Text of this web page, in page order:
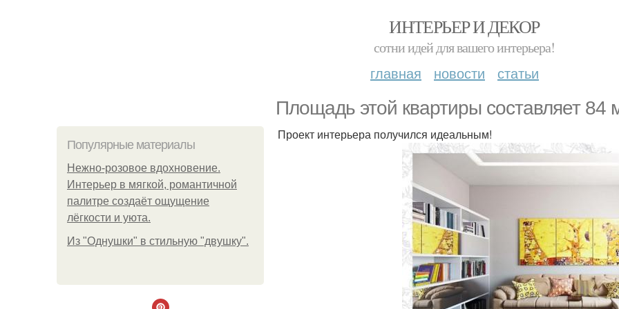
ИНТЕРЬЕР И ДЕКОР
сотни идей для вашего интерьера!
главная новости статьи
Площадь этой квартиры составляет 84
Популярные материалы
Нежно-розовое вдохновение.
Интерьер в мягкой, романтичной
палитре создаёт ощущение
лёгкости и уюта.
Из "Однушки" в стильную "двушку".
Проект интерьера получился идеальным!